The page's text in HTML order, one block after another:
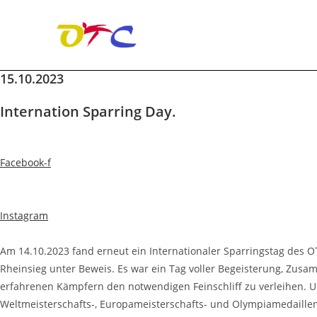
Zum
springen
15.10.2023
Internation Sparring Day.
Facebook-f
Instagram
Am 14.10.2023 fand erneut ein Internationaler Sparringstag des
Rheinsieg unter Beweis. Es war ein Tag voller Begeisterung,
erfahrenen Kämpfern den notwendigen Feinschliff zu verleihen.
Weltmeisterschafts-, Europameisterschafts- und